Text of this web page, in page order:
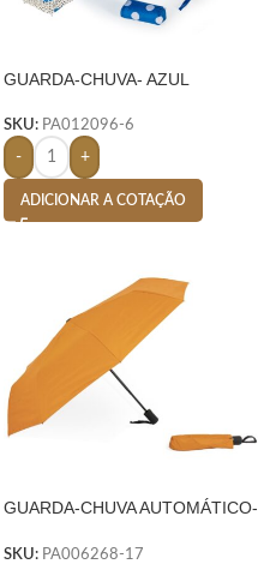
GUARDA-CHUVA- AZUL
SKU: PA012096-6
- +
ADICIONAR A COTAÇÃO
GUARDA-CHUVA AUTOMÁTICO-
SKU: PA006268-17